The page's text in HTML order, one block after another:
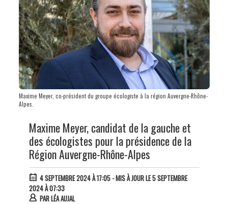
Maxime Meyer, co-président du groupe écologiste à la région Auvergne-Rhône-
Alpes.
Maxime Meyer, candidat de la gauche et
des écologistes pour la présidence de la
Région Auvergne-Rhône-Alpes
4 SEPTEMBRE 2024 À 17:05- MIS À JOUR LE 5 SEPTEMBRE
2024 À 07:33
PARLÉA AUJAL